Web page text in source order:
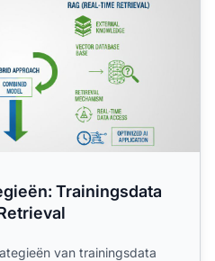
Trainingsdata
van trainingsdata